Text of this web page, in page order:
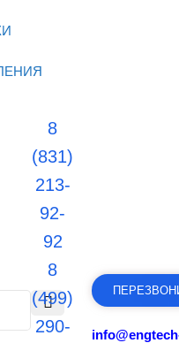
8
(831)
213-
92-
92
8
(499)
290-